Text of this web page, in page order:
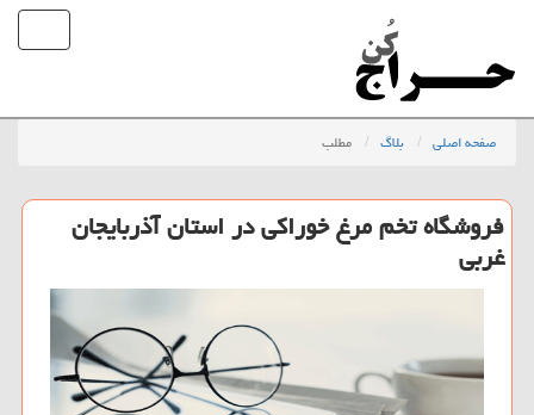
صفحه اصلی بلاگ مطلب
فروشگاه تخم مرغ خوراكی در استان آذربایجان
غربی